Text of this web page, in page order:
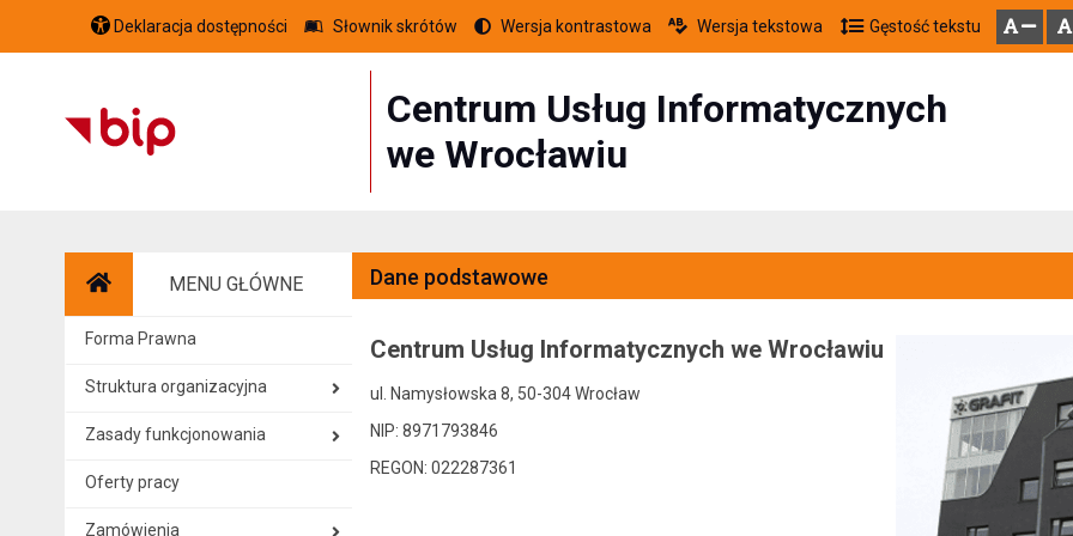
Przejdź do głównego menu
Przejdź do treści
Przejdź do mapy serwisu
Deklaracja dostępności Słownik skrótów Wersja kontrastowa Wersja tekstowa Gęstość tekstu
Centrum Usług Informatycznych
we Wrocławiu
MENU GŁÓWNE
Forma Prawna
Struktura organizacyjna
Zasady funkcjonowania
Oferty pracy
Zamówienia
Dane podstawowe
Centrum Usług Informatycznych we Wrocławiu
ul. Namysłowska 8, 50-304 Wrocław
NIP: 8971793846
REGON: 022287361